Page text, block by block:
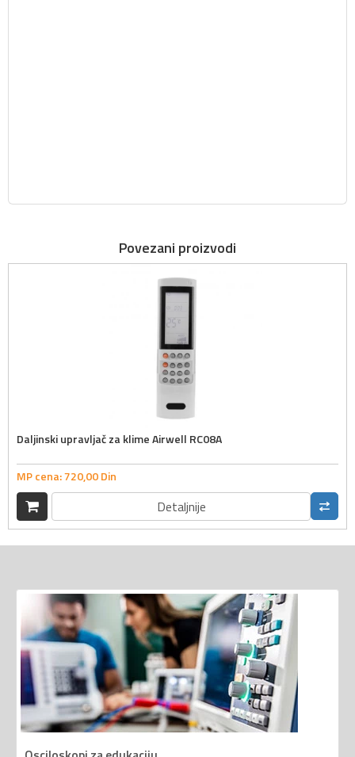
Povezani proizvodi
Daljinski upravljač za klime Airwell RC08A
MP cena:720,00Din
Detaljnije